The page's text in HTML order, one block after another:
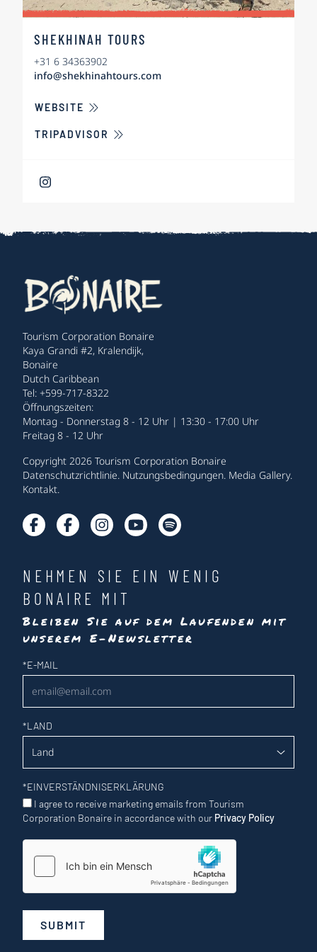
SHEKHINAH TOURS
+31 6 34363902
info@shekhinahtours.com
WEBSITE ÜBER SHEKHINAH TOURS
TRIPADVISOR
Tourism Corporation Bonaire
Kaya Grandi #2, Kralendijk,
Bonaire
Dutch Caribbean
Tel: +599-717-8322
Öffnungszeiten:
Montag - Donnerstag 8 - 12 Uhr | 13:30 - 17:00 Uhr
Freitag 8 - 12 Uhr
Copyright 2026 Tourism Corporation Bonaire
Datenschutzrichtlinie. Nutzungsbedingungen. Media Gallery.
Kontakt.
NEHMEN SIE EIN WENIG
BONAIRE MIT
Bleiben Sie auf dem Laufenden mit
unserem E-Newsletter
Newsletter
*E-MAIL
*LAND
*EINVERSTÄNDNISERKLÄRUNG
I agree to receive marketing emails from Tourism
Corporation Bonaire in accordance with our Privacy Policy
SUBMIT